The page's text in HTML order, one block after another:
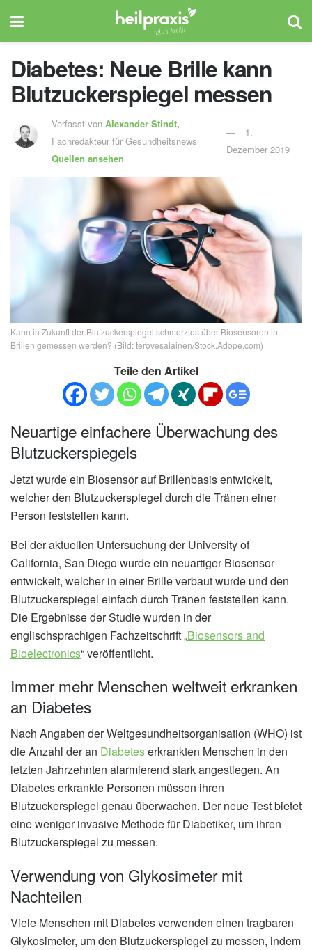
Diabetes: Neue Brille kann
Blutzuckerspiegel messen
Verfasst vonAlexander Stindt,
Fachredakteur für Gesundheitsnews
Quellen ansehen
1.
Dezember 2019
Kann in Zukunft der Blutzuckerspiegel schmerzlos über Biosensoren in
Brillen gemessen werden? (Bild: terovesalainen/Stock.Adope.com)
Teile den Artikel
Neuartige einfachere Überwachung des
Blutzuckerspiegels
Jetzt wurde ein Biosensor auf Brillenbasis entwickelt,
welcher den Blutzuckerspiegel durch die Tränen einer
Person feststellen kann.
Bei der aktuellen Untersuchung der University of
California, San Diego wurde ein neuartiger Biosensor
entwickelt, welcher in einer Brille verbaut wurde und den
Blutzuckerspiegel einfach durch Tränen feststellen kann.
Die Ergebnisse der Studie wurden in der
englischsprachigen Fachzeitschrift „Biosensors and
Bioelectronics“ veröffentlicht.
Immer mehr Menschen weltweit erkranken
an Diabetes
Nach Angaben der Weltgesundheitsorganisation (WHO) ist
die Anzahl der an Diabeteserkrankten Menschen in den
letzten Jahrzehnten alarmierend stark angestiegen. An
Diabetes erkrankte Personen müssen ihren
Blutzuckerspiegel genau überwachen. Der neue Test bietet
eine weniger invasive Methode für Diabetiker, um ihren
Blutzuckerspiegel zu messen.
Verwendung von Glykosimeter mit
Nachteilen
Viele Menschen mit Diabetes verwenden einen tragbaren
Glykosimeter, um den Blutzuckerspiegel zu messen, indem